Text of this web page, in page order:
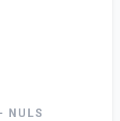
NULS